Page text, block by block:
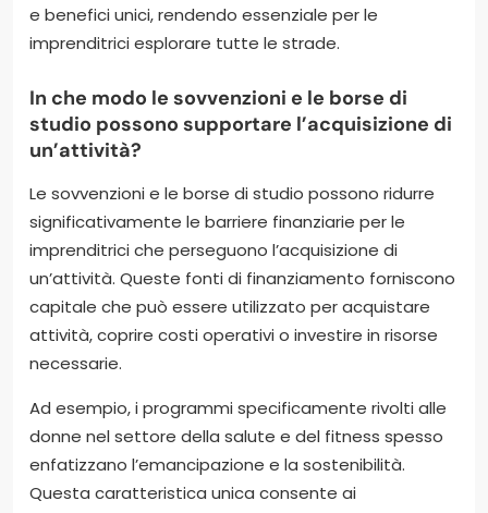
e benefici unici, rendendo essenziale per le
imprenditrici esplorare tutte le strade.
In che modo le sovvenzioni e le borse di
studio possono supportare l’acquisizione di
un’attività?
Le sovvenzioni e le borse di studio possono ridurre
significativamente le barriere finanziarie per le
imprenditrici che perseguono l’acquisizione di
un’attività. Queste fonti di finanziamento forniscono
capitale che può essere utilizzato per acquistare
attività, coprire costi operativi o investire in risorse
necessarie.
Ad esempio, i programmi specificamente rivolti alle
donne nel settore della salute e del fitness spesso
enfatizzano l’emancipazione e la sostenibilità.
Questa caratteristica unica consente ai